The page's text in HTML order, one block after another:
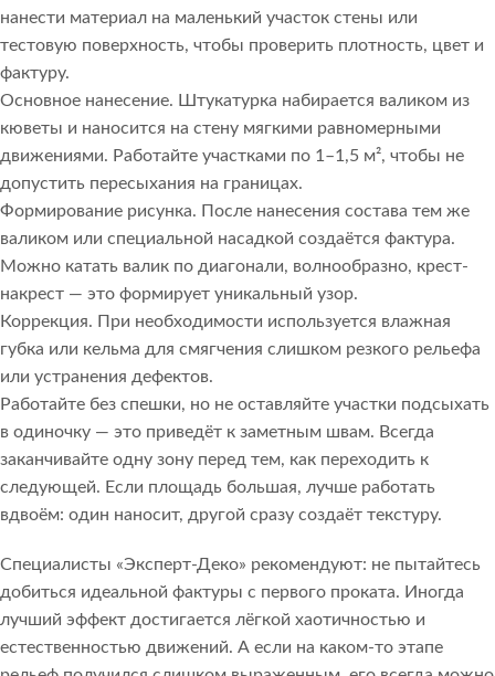
нанести материал на маленький участок стены или
тестовую поверхность, чтобы проверить плотность, цвет и
фактуру.
Основное нанесение. Штукатурка набирается валиком из
кюветы и наносится на стену мягкими равномерными
движениями. Работайте участками по 1–1,5 м², чтобы не
допустить пересыхания на границах.
Формирование рисунка. После нанесения состава тем же
валиком или специальной насадкой создаётся фактура.
Можно катать валик по диагонали, волнообразно, крест-
накрест — это формирует уникальный узор.
Коррекция. При необходимости используется влажная
губка или кельма для смягчения слишком резкого рельефа
или устранения дефектов.
Работайте без спешки, но не оставляйте участки подсыхать
в одиночку — это приведёт к заметным швам. Всегда
заканчивайте одну зону перед тем, как переходить к
следующей. Если площадь большая, лучше работать
вдвоём: один наносит, другой сразу создаёт текстуру.
Специалисты «Эксперт-Деко» рекомендуют: не пытайтесь
добиться идеальной фактуры с первого проката. Иногда
лучший эффект достигается лёгкой хаотичностью и
естественностью движений. А если на каком-то этапе